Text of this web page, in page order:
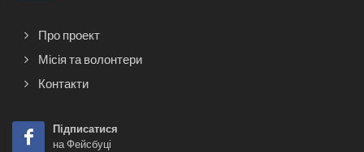
Про проект
Місія та волонтери
Контакти
Підписатися
на Фейсбуці